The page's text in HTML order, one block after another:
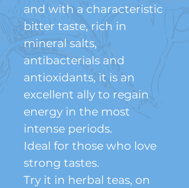
and with a characteristic
bitter taste, rich in
mineral salts,
antibacterials and
antioxidants, it is an
excellent ally to regain
energy in the most
intense periods.
Ideal for those who love
strong tastes.
Try it in herbal teas, on